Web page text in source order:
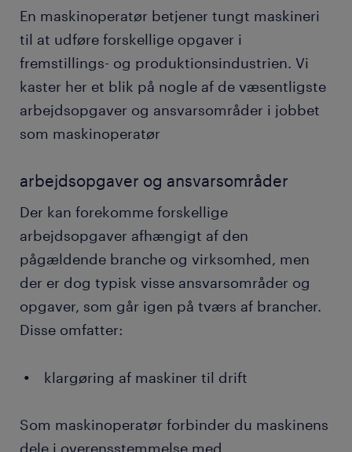
En maskinoperatør betjener tungt maskineri
til at udføre forskellige opgaver i
fremstillings- og produktionsindustrien. Vi
kaster her et blik på nogle af de væsentligste
arbejdsopgaver og ansvarsområder i jobbet
som maskinoperatør
arbejdsopgaver og ansvarsområder
Der kan forekomme forskellige
arbejdsopgaver afhængigt af den
pågældende branche og virksomhed, men
der er dog typisk visse ansvarsområder og
opgaver, som går igen på tværs af brancher.
Disse omfatter:
klargøring af maskiner til drift
Som maskinoperatør forbinder du maskinens
dele i overensstemmelse med